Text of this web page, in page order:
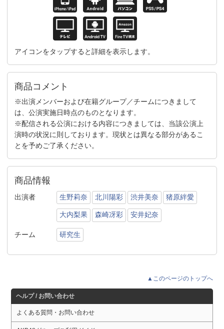
アイコンをタップすると詳細を表示します。
商品コメント
※出演メンバーおよび在籍グループ／チームにつきまして
は、公演実施日時点のものとなります。
※配信される公演における内容につきましては、当該公演上
演時の状況に則しております。現状とは異なる部分があるこ
とを予めご了承ください。
商品情報
出演者 生野莉奈 北川陽彩 渋井美奈 猪原絆愛
大内梨果 森崎冴彩 安井妃奈
チーム 研究生
▲このページのトップへ
ヘルプ / お問い合わせ
よくある質問・お問い合わせ